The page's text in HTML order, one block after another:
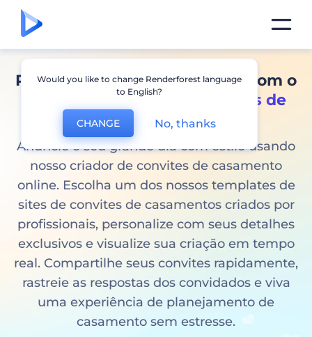
Projete o seu dia dos sonhos com o
criador perfeito de
templates de
convites online
Anuncie o seu grande dia com estilo usando
nosso criador de convites de casamento
online. Escolha um dos nossos templates de
sites de convites de casamentos criados por
profissionais, personalize com seus detalhes
exclusivos e visualize sua criação em tempo
real. Compartilhe seus convites rapidamente,
rastreie as respostas dos convidados e viva
uma experiência de planejamento de
casamento sem estresse.
Would you like to change Renderforest language
to English?
CHANGE No, thanks